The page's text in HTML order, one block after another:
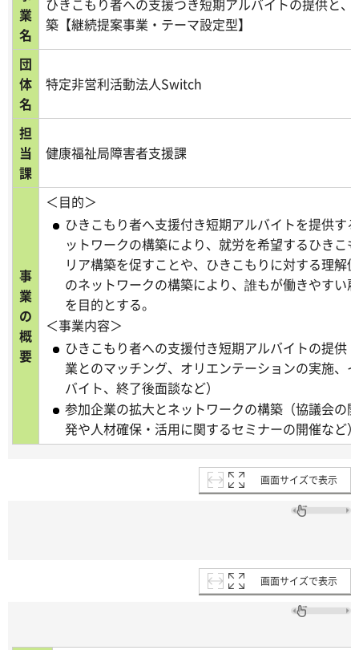
業
名
ひきこもり者への支援つき短期アルバイトの提供と
築【継続提案事業・テーマ設定型】
団
体
名
特定非営利活動法人Switch
担
当
課
健康福祉局障害者支援課
事
業
の
概
要
＜目的＞
ひきこもり者へ支援付き短期アルバイトを提供す
ットワークの構築により、就労を希望するひきこ
リア構築を促すことや、ひきこもりに対する理解
のネットワークの構築により、誰もが働きやすい
を目的とする。
＜事業内容＞
ひきこもり者への支援付き短期アルバイトの提供
業とのマッチング、オリエンテーションの実施、
バイト、終了後面談など）
参加企業の拡大とネットワークの構築（協議会の
発や人材確保・活用に関するセミナーの開催など）
画面サイズで表示
画面サイズで表示